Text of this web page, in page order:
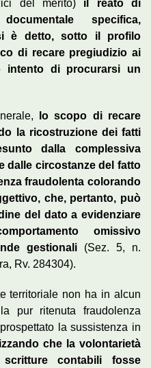
del merito) il reato di
specifica,
è detto, sotto il profilo
di recare pregiudizio ai
intento di procurarsi un
lo scopo di recare
la ricostruzione dei fatti
dalla complessiva
dalle circostanze del fatto
fraudolenta colorando
che, pertanto, può
del dato a evidenziare
omissivo
gestionali (Sez. 5, n.
Rv. 284304).
territoriale non ha in alcun
pur ritenuta fraudolenza
la sussistenza in
che la volontarietà
scritture contabili fosse